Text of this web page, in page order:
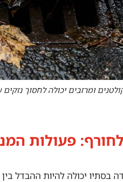
ומרזבים יכולה לחסוך
פעולות
יכולה להיות ההבדל בין